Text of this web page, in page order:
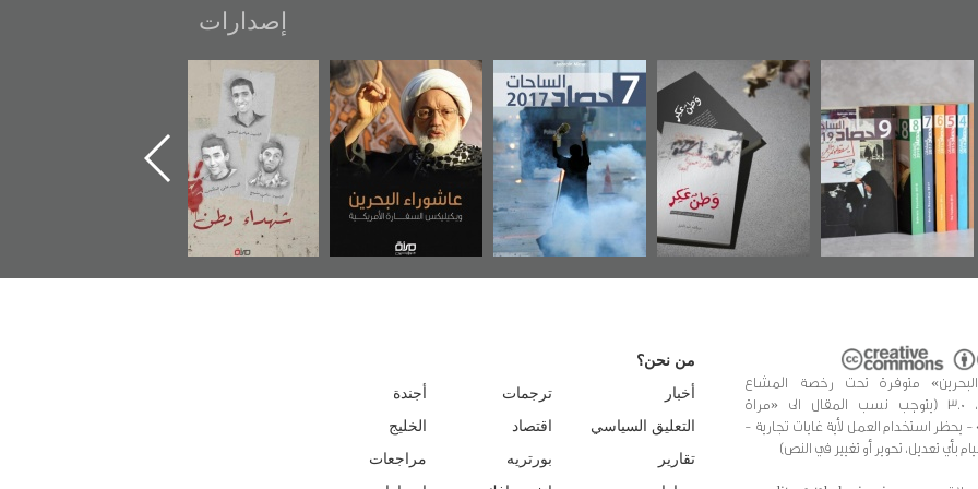
إصدارات
«وطن عكر» رواية
جديدة لمعتقل
عسكري تصدر عن
«مرآة البحرين»
حصاد 2017
عاشوراء البحرين...
ويكيليكس السفارة
الأمريكية
شهداء وطن
«جَوْ»: رواية
المعتقل جهاد
متوفرة تحت رخصة المشاع
الإبداعي، 3.0 (يتوجب نسب المقال الى «مراة
- يحظر استخدام العمل لأية غايات تجارية -
بأي تعديل، تحوير أو تغيير في النص)
من نحن؟
أخبار
التعليق السياسي
تقارير
ترجمات
اقتصاد
بورتريه
أجندة
الخليج
مراجعات